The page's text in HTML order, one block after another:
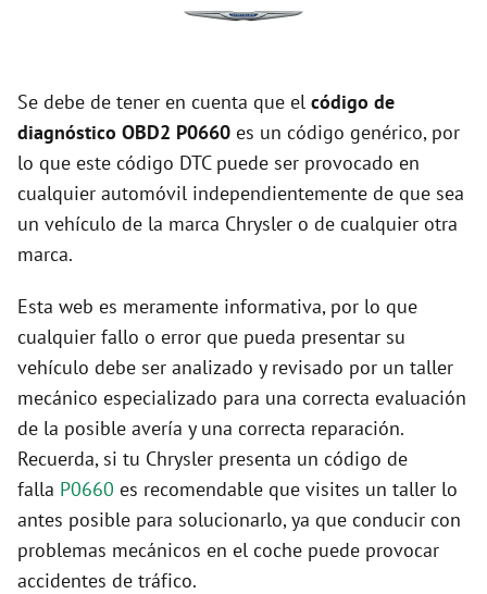
Se debe de tener en cuenta que el código de
diagnóstico OBD2 P0660 es un código genérico, por
lo que este código DTC puede ser provocado en
cualquier automóvil independientemente de que sea
un vehículo de la marca Chrysler o de cualquier otra
marca.
Esta web es meramente informativa, por lo que
cualquier fallo o error que pueda presentar su
vehículo debe ser analizado y revisado por un taller
mecánico especializado para una correcta evaluación
de la posible avería y una correcta reparación.
Recuerda, si tu Chrysler presenta un código de
falla P0660 es recomendable que visites un taller lo
antes posible para solucionarlo, ya que conducir con
problemas mecánicos en el coche puede provocar
accidentes de tráfico.